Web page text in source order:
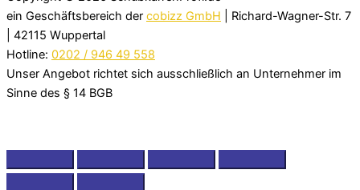
ein Geschäftsbereich der cobizz GmbH | Richard-Wagner-Str. 7
| 42115 Wuppertal
Hotline: 0202 / 946 49 558
Unser Angebot richtet sich ausschließlich an Unternehmer im
Sinne des § 14 BGB